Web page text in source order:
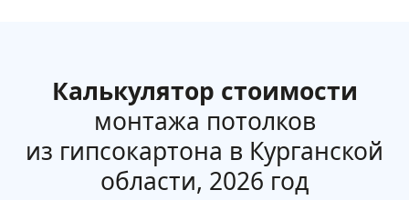
Калькулятор стоимости
монтажа потолков
из гипсокартона в Курганской
области, 2026 год